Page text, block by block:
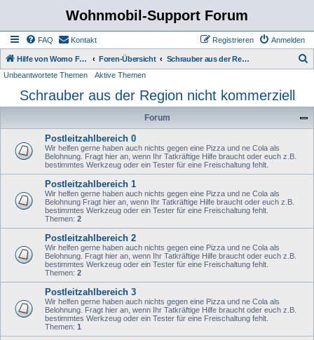
Wohnmobil-Support Forum
FAQ Kontakt Anmelden
Registrieren
Hilfe von Womo Fans für Womo Besitzer Foren-Übersicht Schrauber aus der Region nicht kommerziell
h
Unbeantwortete Themen Aktive Themen
Schrauber aus der Region nicht kommerziell
Forum
Postleitzahlbereich 0
Wir helfen gerne haben auch nichts gegen eine Pizza und ne Cola als
Belohnung. Fragt hier an, wenn Ihr Tatkräftige Hilfe braucht oder euch z.B.
bestimmtes Werkzeug oder ein Tester für eine Freischaltung fehlt.
Postleitzahlbereich 1
Wir helfen gerne haben auch nichts gegen eine Pizza und ne Cola als
Belohnung Fragt hier an, wenn Ihr Tatkräftige Hilfe braucht oder euch z.B.
bestimmtes Werkzeug oder ein Tester für eine Freischaltung fehlt.
Themen: 2
Postleitzahlbereich 2
Wir helfen gerne haben auch nichts gegen eine Pizza und ne Cola als
Belohnung. Fragt hier an, wenn Ihr Tatkräftige Hilfe braucht oder euch z.B.
bestimmtes Werkzeug oder ein Tester für eine Freischaltung fehlt.
Themen: 2
Postleitzahlbereich 3
Wir helfen gerne haben auch nichts gegen eine Pizza und ne Cola als
Belohnung. Fragt hier an, wenn Ihr Tatkräftige Hilfe braucht oder euch z.B.
bestimmtes Werkzeug oder ein Tester für eine Freischaltung fehlt.
Themen: 1